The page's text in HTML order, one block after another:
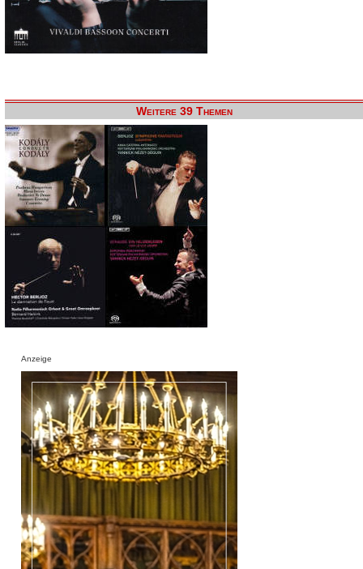
Weitere 39 Themen
Anzeige